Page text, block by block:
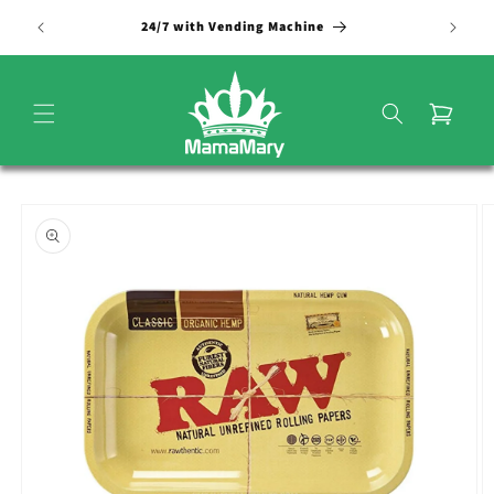
direttamente
24/7 with Vending Machine
Carrello
informazioni
sul
prodotto